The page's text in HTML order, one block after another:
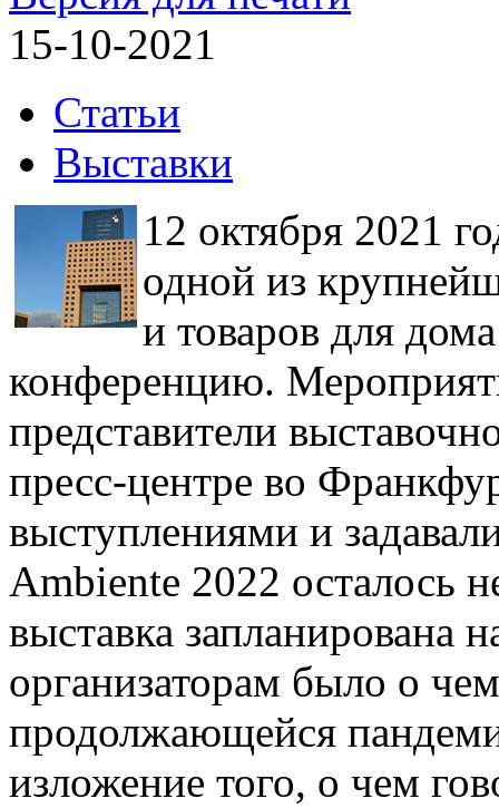
15-10-2021
Статьи
Выставки
12 октября 2021
одной из
и товаров для
конференцию.
представители
пресс-центре во
выступлениями и
Ambiente 2022 осталось
выставка запланирована
организаторам было о чем
продолжающейся
изложение того, о чем